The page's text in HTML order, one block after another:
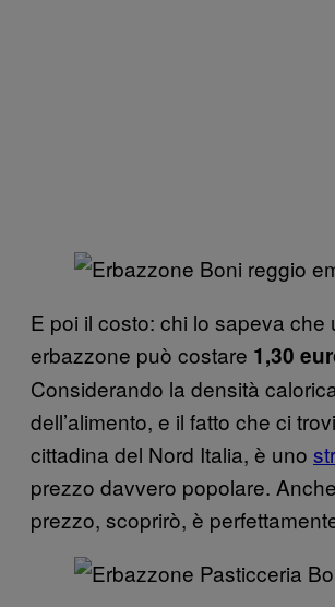
E poi il costo: chi lo sapeva che
erbazzone può costare 1,30
Considerando la densità
dell’alimento, e il fatto che ci
cittadina del Nord Italia, è uno
prezzo davvero popolare.
prezzo, scoprirò, è